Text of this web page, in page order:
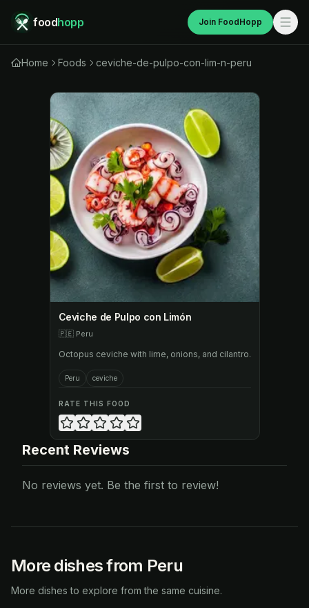
foodhopp Join FoodHopp
Home Foods ceviche-de-pulpo-con-lim-n-peru
Ceviche de Pulpo con Limón
🇵🇪 Peru
Octopus ceviche with lime, onions, and cilantro.
Peru ceviche
RATE THIS FOOD
Recent Reviews
No reviews yet. Be the first to review!
More dishes from Peru
More dishes to explore from the same cuisine.